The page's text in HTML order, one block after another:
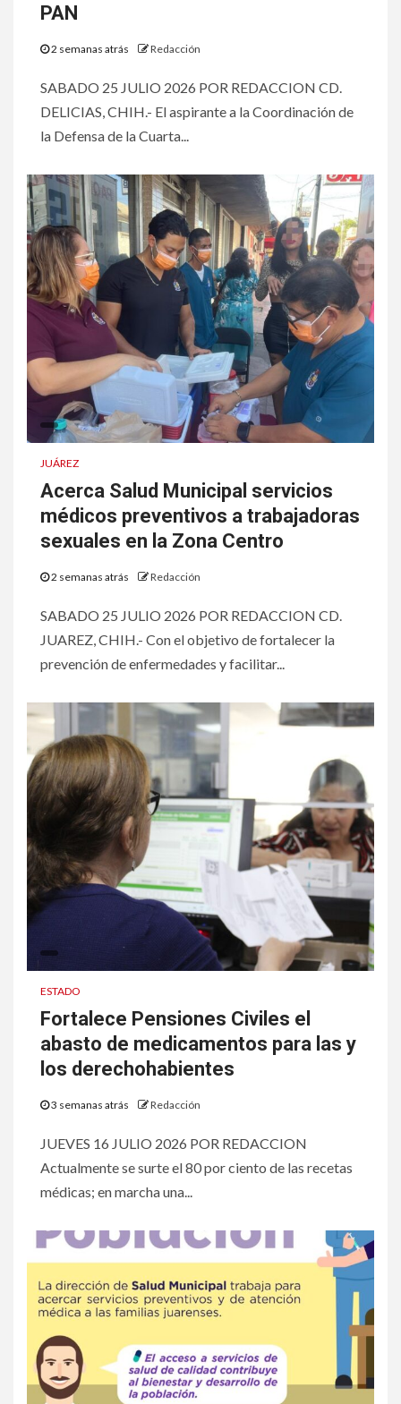
PAN
2 semanas atrás Redacción
SABADO 25 JULIO 2026 POR REDACCION CD.
DELICIAS, CHIH.- El aspirante a la Coordinación de
la Defensa de la Cuarta...
JUÁREZ
Acerca Salud Municipal servicios
médicos preventivos a trabajadoras
sexuales en la Zona Centro
2 semanas atrás Redacción
SABADO 25 JULIO 2026 POR REDACCION CD.
JUAREZ, CHIH.- Con el objetivo de fortalecer la
prevención de enfermedades y facilitar...
ESTADO
Fortalece Pensiones Civiles el
abasto de medicamentos para las y
los derechohabientes
3 semanas atrás Redacción
JUEVES 16 JULIO 2026 POR REDACCION
Actualmente se surte el 80 por ciento de las recetas
médicas; en marcha una...